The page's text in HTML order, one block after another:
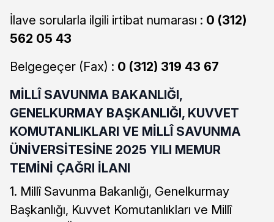
İlave sorularla ilgili irtibat numarası : 0 (312)
562 05 43
Belgegeçer (Fax) : 0 (312) 319 43 67
MİLLÎ SAVUNMA BAKANLIĞI,
GENELKURMAY BAŞKANLIĞI, KUVVET
KOMUTANLIKLARI VE MİLLÎ SAVUNMA
ÜNİVERSİTESİNE 2025 YILI MEMUR
TEMİNİ ÇAĞRI İLANI
1. Millî Savunma Bakanlığı, Genelkurmay
Başkanlığı, Kuvvet Komutanlıkları ve Millî